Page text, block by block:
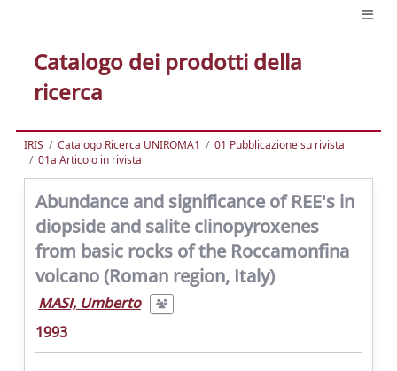
Catalogo dei prodotti della
ricerca
IRIS Catalogo Ricerca UNIROMA1
01 Pubblicazione su rivista
01a Articolo in rivista
Abundance and significance of REE's in
diopside and salite clinopyroxenes
from basic rocks of the Roccamonfina
volcano (Roman region, Italy)
MASI, Umberto
1993